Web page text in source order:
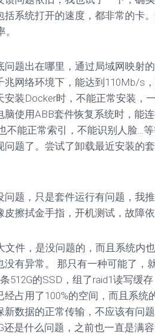
括系统打开的速度，都非常的卡
问题出在哪里，通过局域网映射
兆网络环境下，能达到110Mb/s
安装Docker时，不能正常安装，
脑使用ABB套件恢复系统时，能
不能正常索引，不能识别人脸…
问题了。尝试了卸载最近安装的
问题，只是套件运行有问题，我
擦拭金手指，开机测试，故障依
文件，是没问题的，而且系统内
没有异常。 那只有一种可能了，
512G的SSD，组了raid1读写缓
经占用了100%的空间，而且系统
新数据的正常传输，不应该有问
还是什么问题，之前也一直是满